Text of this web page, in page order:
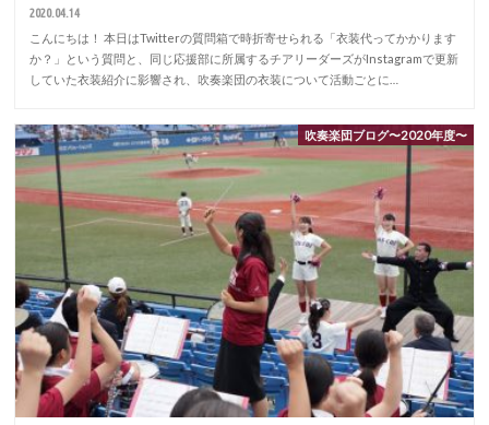
2020.04.14
こんにちは！ 本日はTwitterの質問箱で時折寄せられる「衣装代ってかかります
か？」という質問と、同じ応援部に所属するチアリーダーズがInstagramで更新
していた衣装紹介に影響され、吹奏楽団の衣装について活動ごとに…
吹奏楽団ブログ〜2020年度〜